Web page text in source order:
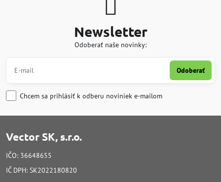
Newsletter
Odoberať naše novinky:
Odoberať
Chcem sa prihlásiť k odberu noviniek e-mailom
Vector SK, s.r.o.
IČO: 36648655
IČ DPH: SK2022180820